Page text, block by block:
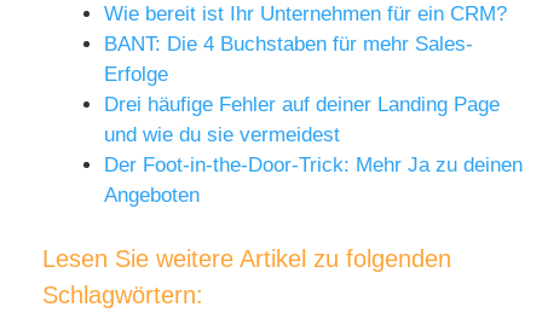
Wie bereit ist Ihr Unternehmen für ein CRM?
BANT: Die 4 Buchstaben für mehr Sales-
Erfolge
Drei häufige Fehler auf deiner Landing Page
und wie du sie vermeidest
Der Foot-in-the-Door-Trick: Mehr Ja zu deinen
Angeboten
Lesen Sie weitere Artikel zu folgenden
Schlagwörtern: